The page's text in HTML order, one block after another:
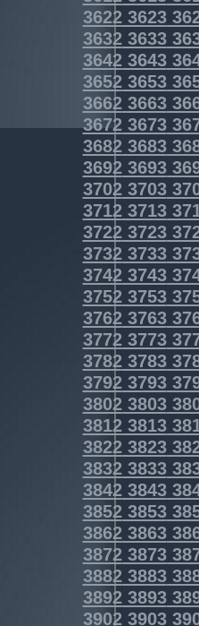
36223623
36323633
36423643
36523653
36623663
36723673
36823683
36923693
37023703
37123713
37223723
37323733
37423743
37523753
37623763
37723773
37823783
37923793
38023803
38123813
38223823
38323833
38423843
38523853
38623863
38723873
38823883
38923893
39023903